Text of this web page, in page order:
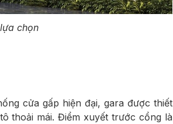
chọn
cửa gấp hiện đại, gara được thiết
thoải mái. Điểm xuyết trước cổng là